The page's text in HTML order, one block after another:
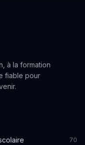
à la formation
fiable pour
70